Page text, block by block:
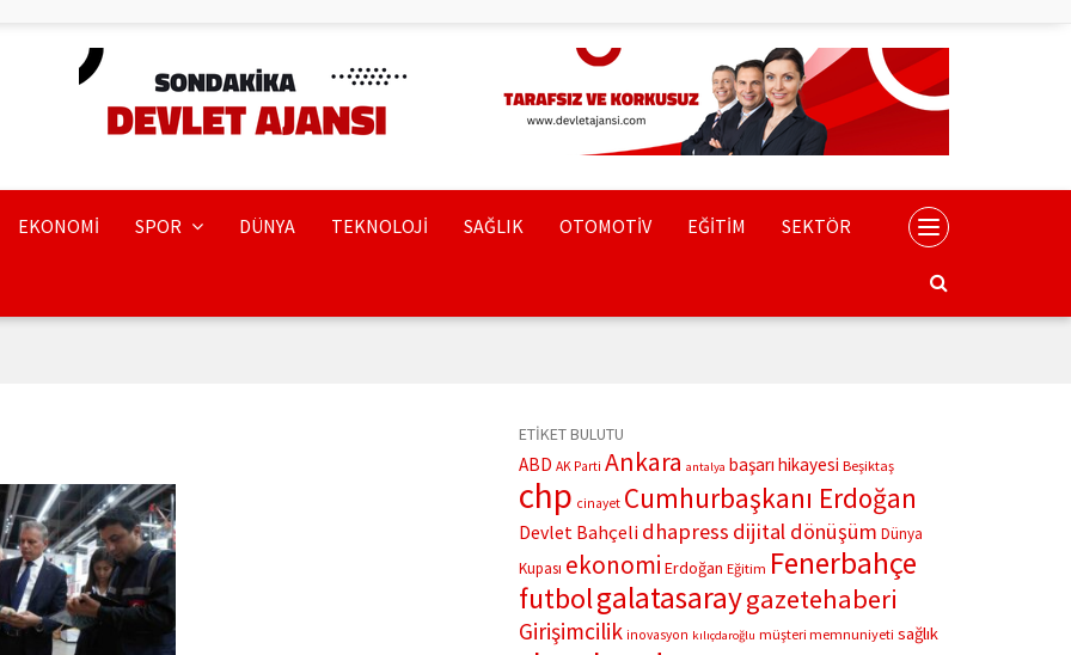
EKONOMİ SPOR DÜNYA TEKNOLOJİ SAĞLIK OTOMOTİV EĞİTİM SEKTÖR
ETİKET BULUTU
ABD AK Parti Ankara antalya başarı hikayesi Beşiktaş
chp cinayet Cumhurbaşkanı Erdoğan
Devlet Bahçeli dhapress dijital dönüşüm Dünya
Kupası ekonomi Erdoğan Eğitim Fenerbahçe
futbolgalatasaraygazetehaberi
Girişimcilik inovasyon kılıçdaroğlu müşteri memnuniyeti sağlık